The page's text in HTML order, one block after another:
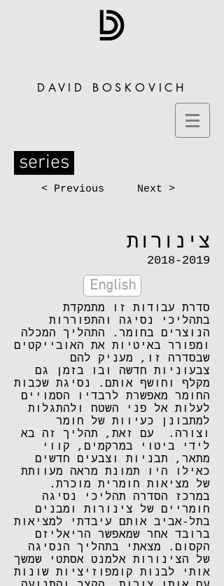
DAVID BOSKOVICH
series
< Previous Next >
צינורות
2018-2019
English
סדרת עבודות זו מתמקדת
בתהליכי נסיגה והתפוררות
הנוצרים בחומר. התהליך המכלה
ומפורר באיטיות את האובייקטים
שבסדרה זו, מעניק להם
צבעוניות חדשה ובו בזמן גם
מקלף וחושף אותם. נסיגת שכבות
החומר מאפשרת לרבדיו הסמויים
לעלות אל פני השטח ולהתגלות
למתבונן כעיוות של חומר
וצורה. עם זאת, תהליך זה בא
לידי ביטוי במרקמים, קווי
מתאר, תבניות וצבעים חדשים
כאילו היו תמונת מראה מעוותת
של מציאות חומרית מוכרת.
במרכז הסדרה תהליכי נסיגה
חומריים של צינורות ומבנים
בתל-אביב אותם עיבדתי למציאות
ברובד אחר שמאפשר הריאליזם
הקסום. מצאתי בתהליך הנסיגה
של הצינורות אלמנט אסתטי שמשך
אותי לבנות קומפוזיציות שונות